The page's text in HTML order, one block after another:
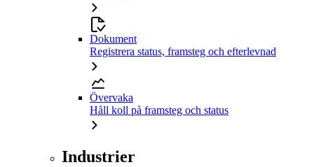
Dokument
Registrera status, framsteg och efterlevnad
Övervaka
Håll koll på framsteg och status
Industrier